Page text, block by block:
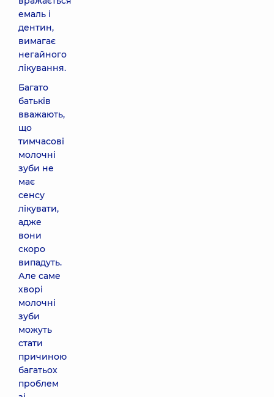
емаль і
дентин,
вимагає
негайного
лікування.
Багато
батьків
вважають,
що
тимчасові
молочні
зуби не
має
сенсу
лікувати,
адже
вони
скоро
випадуть.
Але саме
хворі
молочні
зуби
можуть
стати
причиною
багатьох
проблем